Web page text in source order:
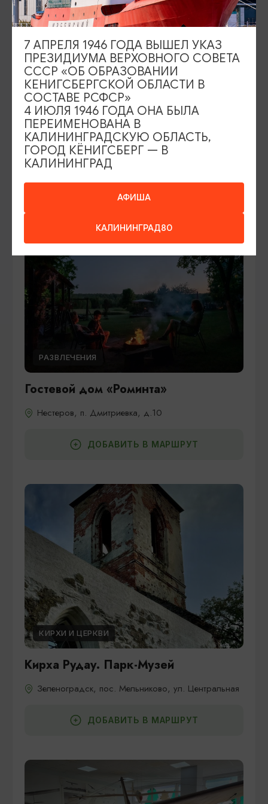
АРХИТЕКТУРА
Замок Георгенбург
Черняховск, Черняховский р-н, пос. Маевка, ул.
Центральная, 4
ДОБАВИТЬ В МАРШРУТ
РАЗВЛЕЧЕНИЯ
Гостевой дом «Роминта»
Нестеров, п. Дмитриевка, д.10
ДОБАВИТЬ В МАРШРУТ
КИРХИ И ЦЕРКВИ
Кирха Рудау. Парк-Музей
Зеленоградск, пос. Мельниково, ул. Центральная
ДОБАВИТЬ В МАРШРУТ
АФИША
КАЛИНИНГРАД80
7 АПРЕЛЯ 1946 ГОДА ВЫШЕЛ УКАЗ
ПРЕЗИДИУМА ВЕРХОВНОГО СОВЕТА
СССР «ОБ ОБРАЗОВАНИИ
КЕНИГСБЕРГСКОЙ ОБЛАСТИ В
СОСТАВЕ РСФСР»
4 ИЮЛЯ 1946 ГОДА ОНА БЫЛА
ПЕРЕИМЕНОВАНА В
КАЛИНИНГРАДСКУЮ ОБЛАСТЬ,
ГОРОД КЁНИГСБЕРГ — В
КАЛИНИНГРАД